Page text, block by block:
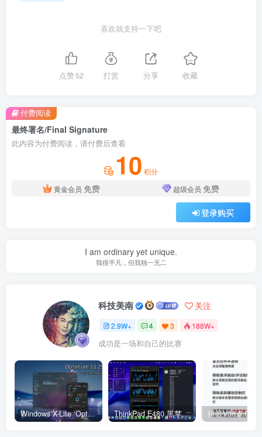
喜欢就支持一下吧
点赞52 打赏 分享 收藏
最终署名/Final Signature
此内容为付费阅读，请付费后查看
10 积分
黄金会员 免费 超级会员 免费
登录购买
付费阅读
I am ordinary yet unique.
我很平凡，但我独一无二
科技美南 关注
2.9W+ 4 3 188W+
成功是一场和自己的比赛
Windows X-Lite ‘Optimum 11’ 25H2 Pro v2 ThinkPad E480 黑苹果完美Tahoe的EFI分享（2026.03.01更新） 抖音V36.5.0 内